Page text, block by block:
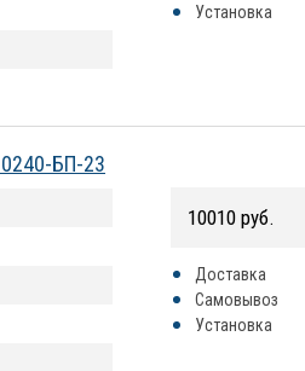
Установка
БП-23
10010 руб.
Доставка
Самовывоз
Установка